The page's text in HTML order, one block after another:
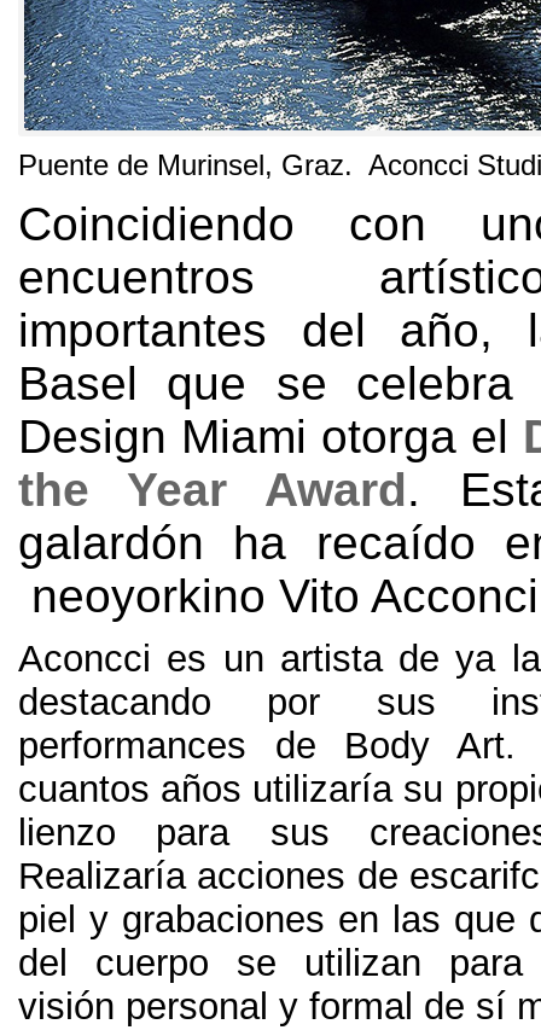
Puente de Murinsel, Graz. Aconcci
Coincidiendo con
encuentros
importantes del año,
Basel que se celebra
Design Miami otorga el
the Year Award.
galardón ha recaído
neoyorkino Vito
Aconcci es un artista de ya
destacando por sus
performances de Body Art.
cuantos años utilizaría su
lienzo para sus
Realizaría acciones de
piel y grabaciones en las que
del cuerpo se utilizan para
visión personal y formal de sí